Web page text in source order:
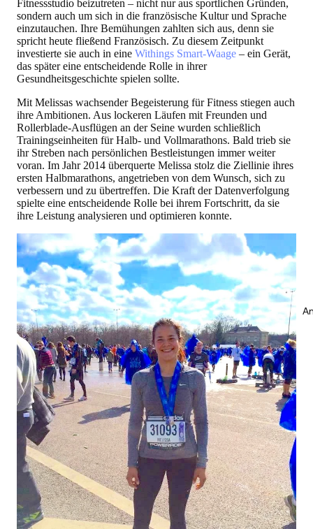
Fitnessstudio beizutreten – nicht nur aus sportlichen Gründen,
sondern auch um sich in die französische Kultur und Sprache
einzutauchen. Ihre Bemühungen zahlten sich aus, denn sie
spricht heute fließend Französisch. Zu diesem Zeitpunkt
investierte sie auch in eine Withings Smart-Waage – ein Gerät,
das später eine entscheidende Rolle in ihrer
Gesundheitsgeschichte spielen sollte.
Mit Melissas wachsender Begeisterung für Fitness stiegen auch
ihre Ambitionen. Aus lockeren Läufen mit Freunden und
Rollerblade-Ausflügen an der Seine wurden schließlich
Trainingseinheiten für Halb- und Vollmarathons. Bald trieb sie
ihr Streben nach persönlichen Bestleistungen immer weiter
voran. Im Jahr 2014 überquerte Melissa stolz die Ziellinie ihres
ersten Halbmarathons, angetrieben von dem Wunsch, sich zu
verbessern und zu übertreffen. Die Kraft der Datenverfolgung
spielte eine entscheidende Rolle bei ihrem Fortschritt, da sie
ihre Leistung analysieren und optimieren konnte.